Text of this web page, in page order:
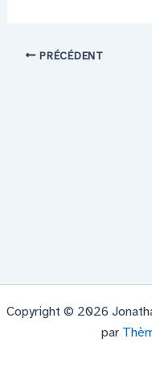
PRÉCÉDENT
Copyright © 2026
par